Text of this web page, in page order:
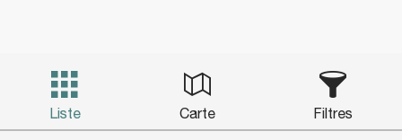
Liste Carte Filtres